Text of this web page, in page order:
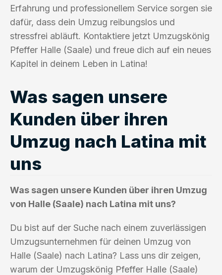
Erfahrung und professionellem Service sorgen sie
dafür, dass dein Umzug reibungslos und
stressfrei abläuft. Kontaktiere jetzt Umzugskönig
Pfeffer Halle (Saale) und freue dich auf ein neues
Kapitel in deinem Leben in Latina!
Was sagen unsere
Kunden über ihren
Umzug nach Latina mit
uns
Was sagen unsere Kunden über ihren Umzug
von Halle (Saale) nach Latina mit uns?
Du bist auf der Suche nach einem zuverlässigen
Umzugsunternehmen für deinen Umzug von
Halle (Saale) nach Latina? Lass uns dir zeigen,
warum der Umzugskönig Pfeffer Halle (Saale)